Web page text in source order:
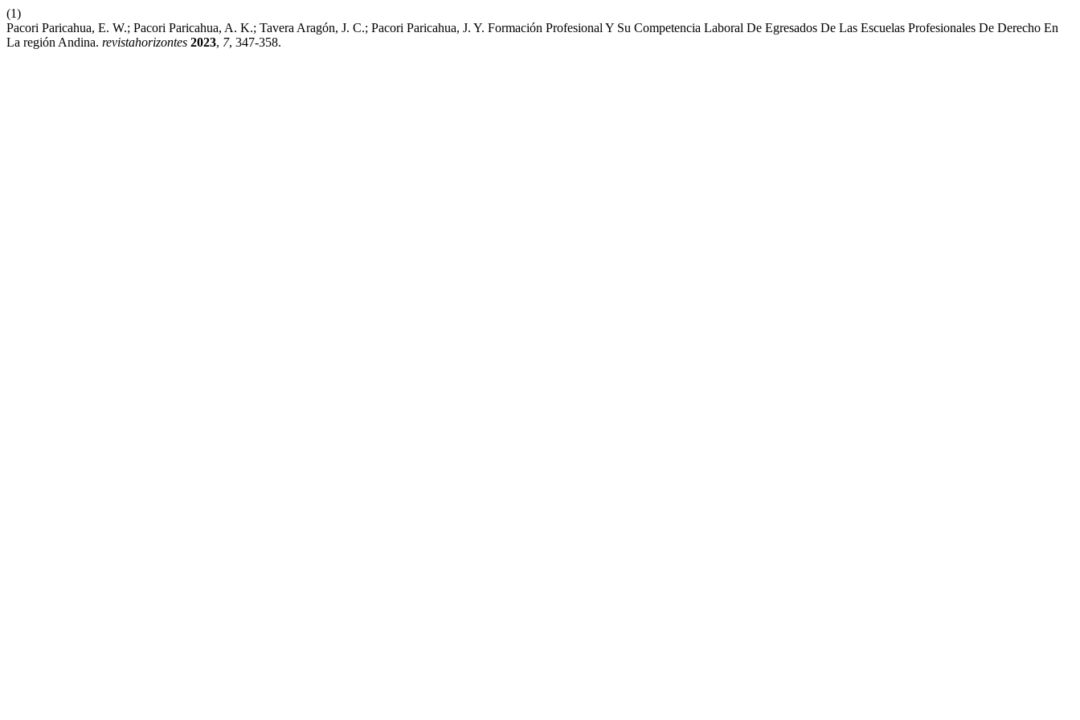
(1)
Pacori Paricahua, E. W.; Pacori Paricahua, A. K.; Tavera Aragón, J. C.; Pacori Paricahua, J. Y. Formación Profesional Y Su Competencia Laboral De Egresados De Las Escuelas Profesionales De Derecho En
La región Andina. revistahorizontes 2023, 7, 347-358.